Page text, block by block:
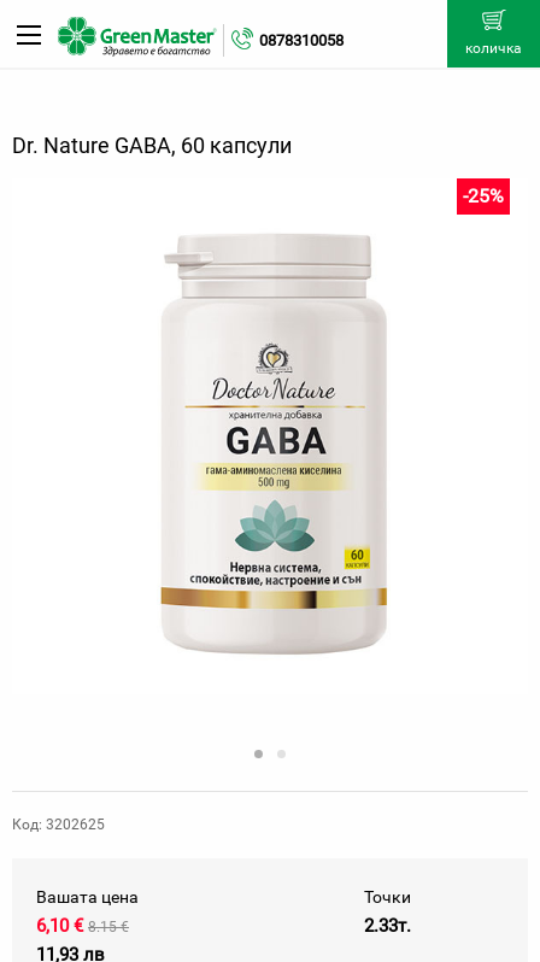
0878310058 количка
Dr. Nature GABA, 60 капсули
-25%
Код: 3202625
Вашата цена
6,10 € 8.15 €
11,93 лв
Точки
2.33т.